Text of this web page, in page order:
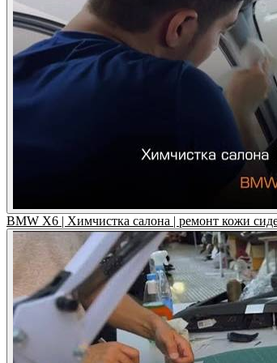
BMW X6 | Химчистка салона | ремонт кожи